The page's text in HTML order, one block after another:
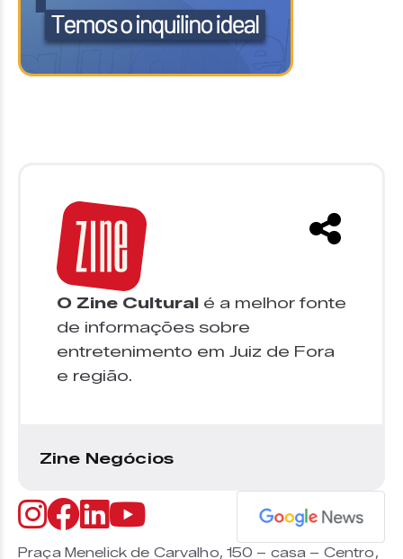
O Zine Cultural é a melhor fonte
de informações sobre
entretenimento em Juiz de Fora
e região.
Zine Negócios
Praça Menelick de Carvalho, 150 – casa – Centro,